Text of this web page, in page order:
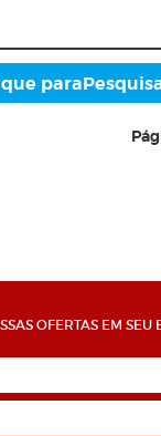
para
OFERTAS EM SEU